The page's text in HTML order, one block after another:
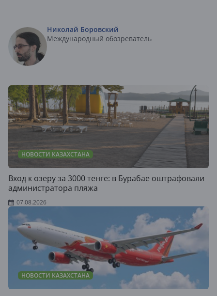
Николай Боровский
Международный обозреватель
НОВОСТИ КАЗАХСТАНА
Вход к озеру за 3000 тенге: в Бурабае оштрафовали
администратора пляжа
07.08.2026
НОВОСТИ КАЗАХСТАНА